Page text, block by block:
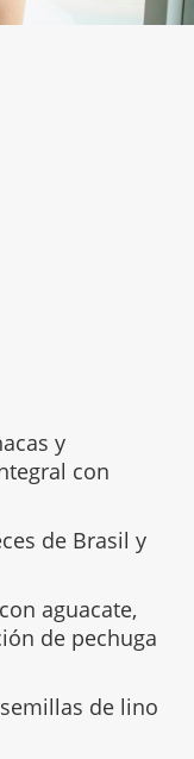
y
con
de Brasil y
aguacate,
de pechuga
de lino